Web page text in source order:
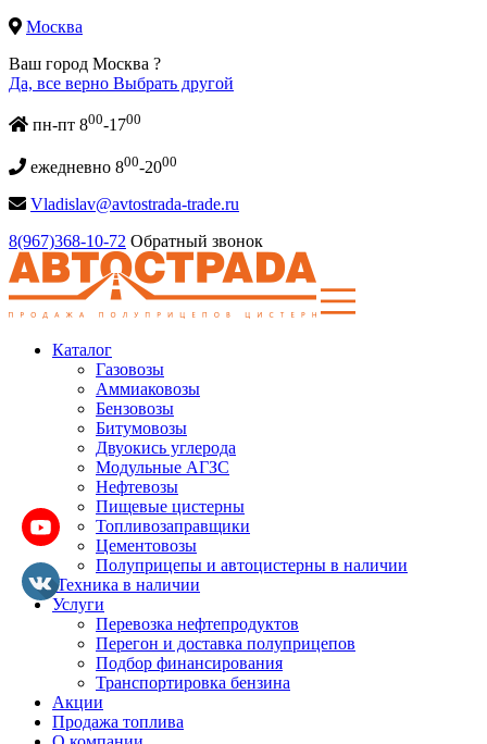
Москва
Ваш город Москва ?
Да, все верно Выбрать другой
пн-пт 800-1700
ежедневно 800-2000
Vladislav@avtostrada-trade.ru
8(967)368-10-72 Обратный звонок
Каталог
Газовозы
Аммиаковозы
Бензовозы
Битумовозы
Двуокись углерода
Модульные АГЗС
Нефтевозы
Пищевые цистерны
Топливозаправщики
Цементовозы
Полуприцепы и автоцистерны в наличии
Техника в наличии
Услуги
Перевозка нефтепродуктов
Перегон и доставка полуприцепов
Подбор финансирования
Транспортировка бензина
Акции
Продажа топлива